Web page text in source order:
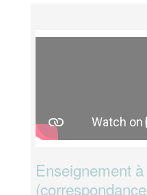
Enseignement